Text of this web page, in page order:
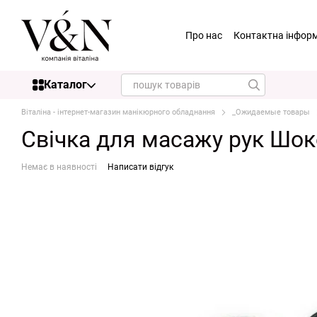
Перейти до основного контенту
Про нас Контактна
Каталог
Віталіна - інтернет-магазин манікюрного обладнання _Ожидаемые товары
Свічка для масажу рук
Немає в наявності Написати відгук